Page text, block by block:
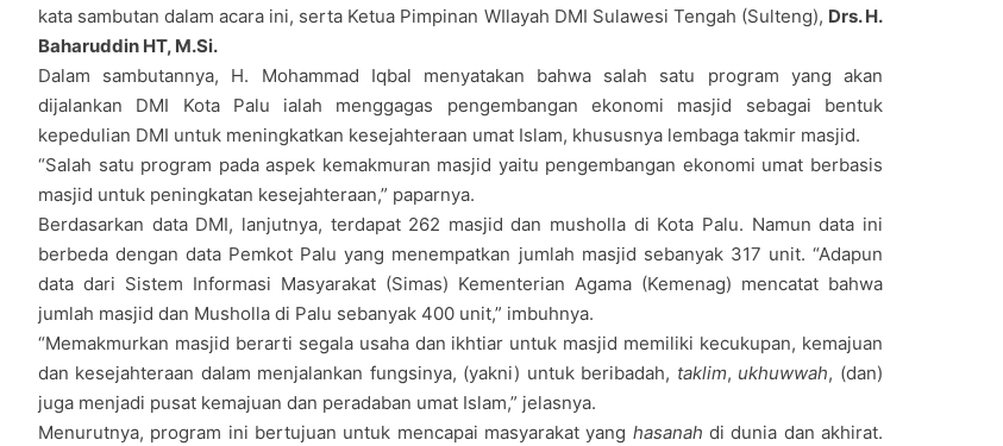
kata sambutan dalam acara ini, serta Ketua Pimpinan WIlayah DMI Sulawesi Tengah (Sulteng), Drs. H.
Baharuddin HT, M.Si.
Dalam sambutannya, H. Mohammad Iqbal menyatakan bahwa salah satu program yang akan
dijalankan DMI Kota Palu ialah menggagas pengembangan ekonomi masjid sebagai bentuk
kepedulian DMI untuk meningkatkan kesejahteraan umat Islam, khususnya lembaga takmir masjid.
“Salah satu program pada aspek kemakmuran masjid yaitu pengembangan ekonomi umat berbasis
masjid untuk peningkatan kesejahteraan,” paparnya.
Berdasarkan data DMI, lanjutnya, terdapat 262 masjid dan musholla di Kota Palu. Namun data ini
berbeda dengan data Pemkot Palu yang menempatkan jumlah masjid sebanyak 317 unit. “Adapun
data dari Sistem Informasi Masyarakat (Simas) Kementerian Agama (Kemenag) mencatat bahwa
jumlah masjid dan Musholla di Palu sebanyak 400 unit,” imbuhnya.
“Memakmurkan masjid berarti segala usaha dan ikhtiar untuk masjid memiliki kecukupan, kemajuan
dan kesejahteraan dalam menjalankan fungsinya, (yakni) untuk beribadah, taklim, ukhuwwah, (dan)
juga menjadi pusat kemajuan dan peradaban umat Islam,” jelasnya.
Menurutnya, program ini bertujuan untuk mencapai masyarakat yang hasanah di dunia dan akhirat.